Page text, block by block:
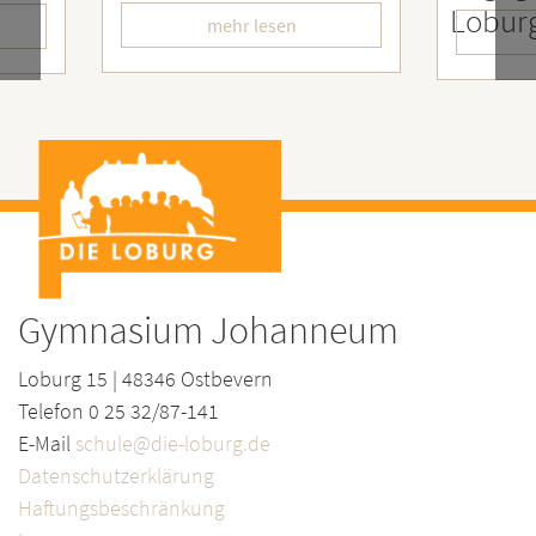
LoburgerInnen
mehr lesen
–
Gymnasium Johanneum
Loburg 15 | 48346 Ostbevern
Telefon 0 25 32/87-141
E-Mail schule@die-loburg.de
Datenschutzerklärung
Haftungsbeschränkung